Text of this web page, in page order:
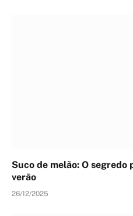
Suco de melão: O
verão
26/12/2025